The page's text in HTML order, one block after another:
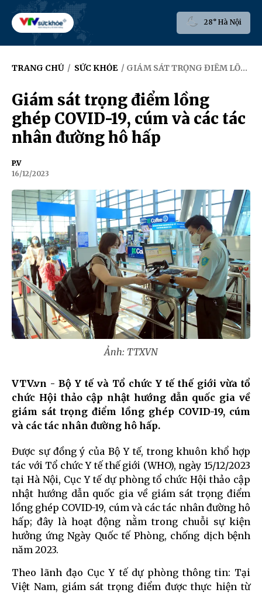
28° Hà Nội
TRANG CHỦ / SỨC KHỎE / GIÁM SÁT TRỌNG ĐIỂM LỒNG GHÉP COVID-19, CÚM VÀ CÁC TÁC NHÂN ĐƯỜNG HÔ HẤP
Giám sát trọng điểm lồng
ghép COVID-19, cúm và các tác
nhân đường hô hấp
P.V
16/12/2023
Ảnh: TTXVN
VTV.vn - Bộ Y tế và Tổ chức Y tế thế giới vừa tổ
chức Hội thảo cập nhật hướng dẫn quốc gia về
giám sát trọng điểm lồng ghép COVID-19, cúm
và các tác nhân đường hô hấp.
Được sự đồng ý của Bộ Y tế, trong khuôn khổ hợp
tác với Tổ chức Y tế thế giới (WHO), ngày 15/12/2023
tại Hà Nội, Cục Y tế dự phòng tổ chức Hội thảo cập
nhật hướng dẫn quốc gia về giám sát trọng điểm
lồng ghép COVID-19, cúm và các tác nhân đường hô
hấp; đây là hoạt động nằm trong chuỗi sự kiện
hưởng ứng Ngày Quốc tế Phòng, chống dịch bệnh
năm 2023.
Theo lãnh đạo Cục Y tế dự phòng thông tin: Tại
Việt Nam, giám sát trọng điểm được thực hiện từ